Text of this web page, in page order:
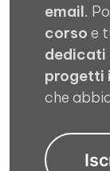
email.
corso e
dedicati
progetti
che